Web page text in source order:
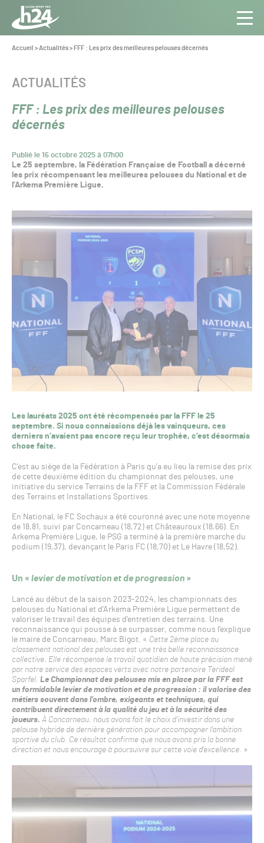
Panneau de gestion des cookies
Aller au contenu
Toute
l’info
Pro
Vous
Accueil >Actualités> FFF : Les prix des meilleures pelouses décernés
FFF : Les prix des meilleures pelouses
décernés
Publié le 16 octobre 2025 à 07h00
CATÉGORIE :
ACTUALITÉS
Le 25 septembre, la Fédération Française de Football a décerné
les prix récompensant les meilleures pelouses du National et de
l’Arkema Première Ligue.
Les lauréats 2025 ont été récompensés par la FFF le 25
septembre. Si nous connaissions déjà les vainqueurs, ces
derniers n’avaient pas encore reçu leur trophée, c’est désormais
chose faite.
C’est au siège de la Fédération à Paris qu’a eu lieu la remise des prix
de cette deuxième édition du championnat des pelouses, une
initiative du service Terrains de la FFF et la Commission Fédérale
des Terrains et Installations Sportives.
En National, le FC Sochaux a été couronné avec une note moyenne
de 18,81, suivi par Concarneau (18,72) et Châteauroux (18,66). En
Arkema Première Ligue, le PSG a terminé à la première marche du
podium (19,37), devançant le Paris FC (18,70) et Le Havre (18,52).
Un « levier de motivation et de progression»
Lancé au début de la saison 2023-2024, les championnats des
pelouses du National et d’Arkema Première Ligue permettent de
valoriser le travail des équipes d’entretien des terrains. Une
reconnaissance qui pousse à se surpasser, comme nous l’explique
le maire de Concarneau, Marc Bigot. « Cette 2ème place au
classement national des pelouses est une très belle reconnaissance
collective. Elle récompense le travail quotidien de haute précision mené
par notre service des espaces verts avec notre partenaire Terideal
Sparfel. Le Championnat des pelouses mis en place par la FFF est
un formidable levier de motivation et de progression : il valorise des
métiers souvent dans l’ombre, exigeants et techniques, qui
contribuent directement à la qualité du jeu et à la sécurité des
joueurs. À Concarneau, nous avons fait le choix d’investir dans une
pelouse hybride de dernière génération pour accompagner l’ambition
sportive du club. Ce résultat confirme que nous avons pris la bonne
direction et nous encourage à poursuivre sur cette voie d’excellence. »